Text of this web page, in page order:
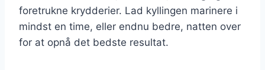
foretrukne krydderier. Lad kyllingen marinere i
mindst en time, eller endnu bedre, natten over
for at opnå det bedste resultat.